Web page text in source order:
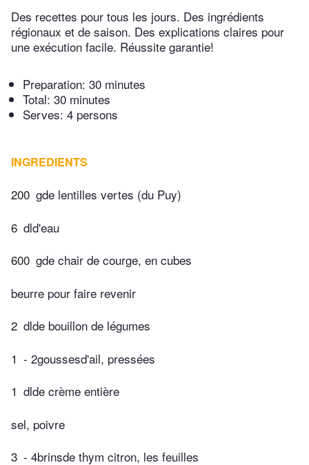
Des recettes pour tous les jours. Des ingrédients
régionaux et de saison. Des explications claires pour
une exécution facile. Réussite garantie!
Preparation: 30 minutes
Total: 30 minutes
Serves: 4 persons
INGREDIENTS
200 gde lentilles vertes (du Puy)
6 dld'eau
600 gde chair de courge, en cubes
beurre pour faire revenir
2 dlde bouillon de légumes
1 - 2goussesd'ail, pressées
1 dlde crème entière
sel, poivre
3 - 4brinsde thym citron, les feuilles